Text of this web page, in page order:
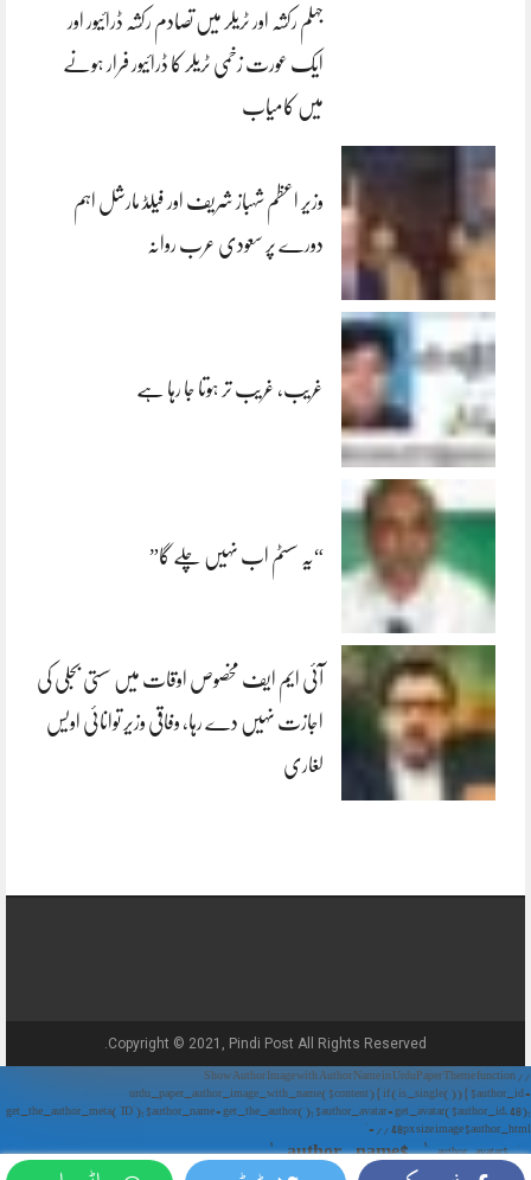
جہلم رکشہ اور ٹریلر میں تصادم رکشہ ڈرائیور اور
ایک عورت زخمی ٹریلر کا ڈرائیور فرار ہونے
میں کامیاب
وزیر اعظم شہباز شریف اور فیلڈ مارشل اہم
دورے پر سعودی عرب روانہ
غریب، غریب تر ہوتا جا رہا ہے
“یہ سسٹم اب نہیں چلے گا”
آئی ایم ایف مخصوص اوقات میں سستی بجلی کی
اجازت نہیں دے رہا، وفاقی وزیر توانائی اویس
لغاری
Copyright © 2021, Pindi Post All Rights Reserved.
// Show Author Image with Author Name in UrduPaper Theme function
urdu_paper_author_image_with_name($content) { if (is_single()) { $author_id =
get_the_author_meta('ID'); $author_name = get_the_author(); $author_avatar = get_avatar($author_id, 48);
// 48px size image $author_html = '
' . $author_avatar . '
' . $author_name . '